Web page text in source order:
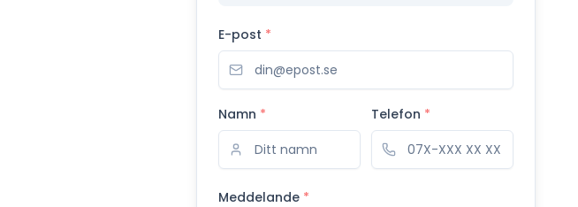
E-post *
Namn * Telefon *
Meddelande *